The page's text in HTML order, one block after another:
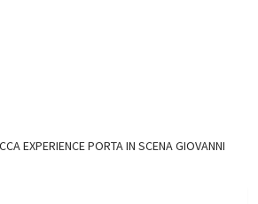
EXPERIENCE PORTA IN SCENA GIOVANNI